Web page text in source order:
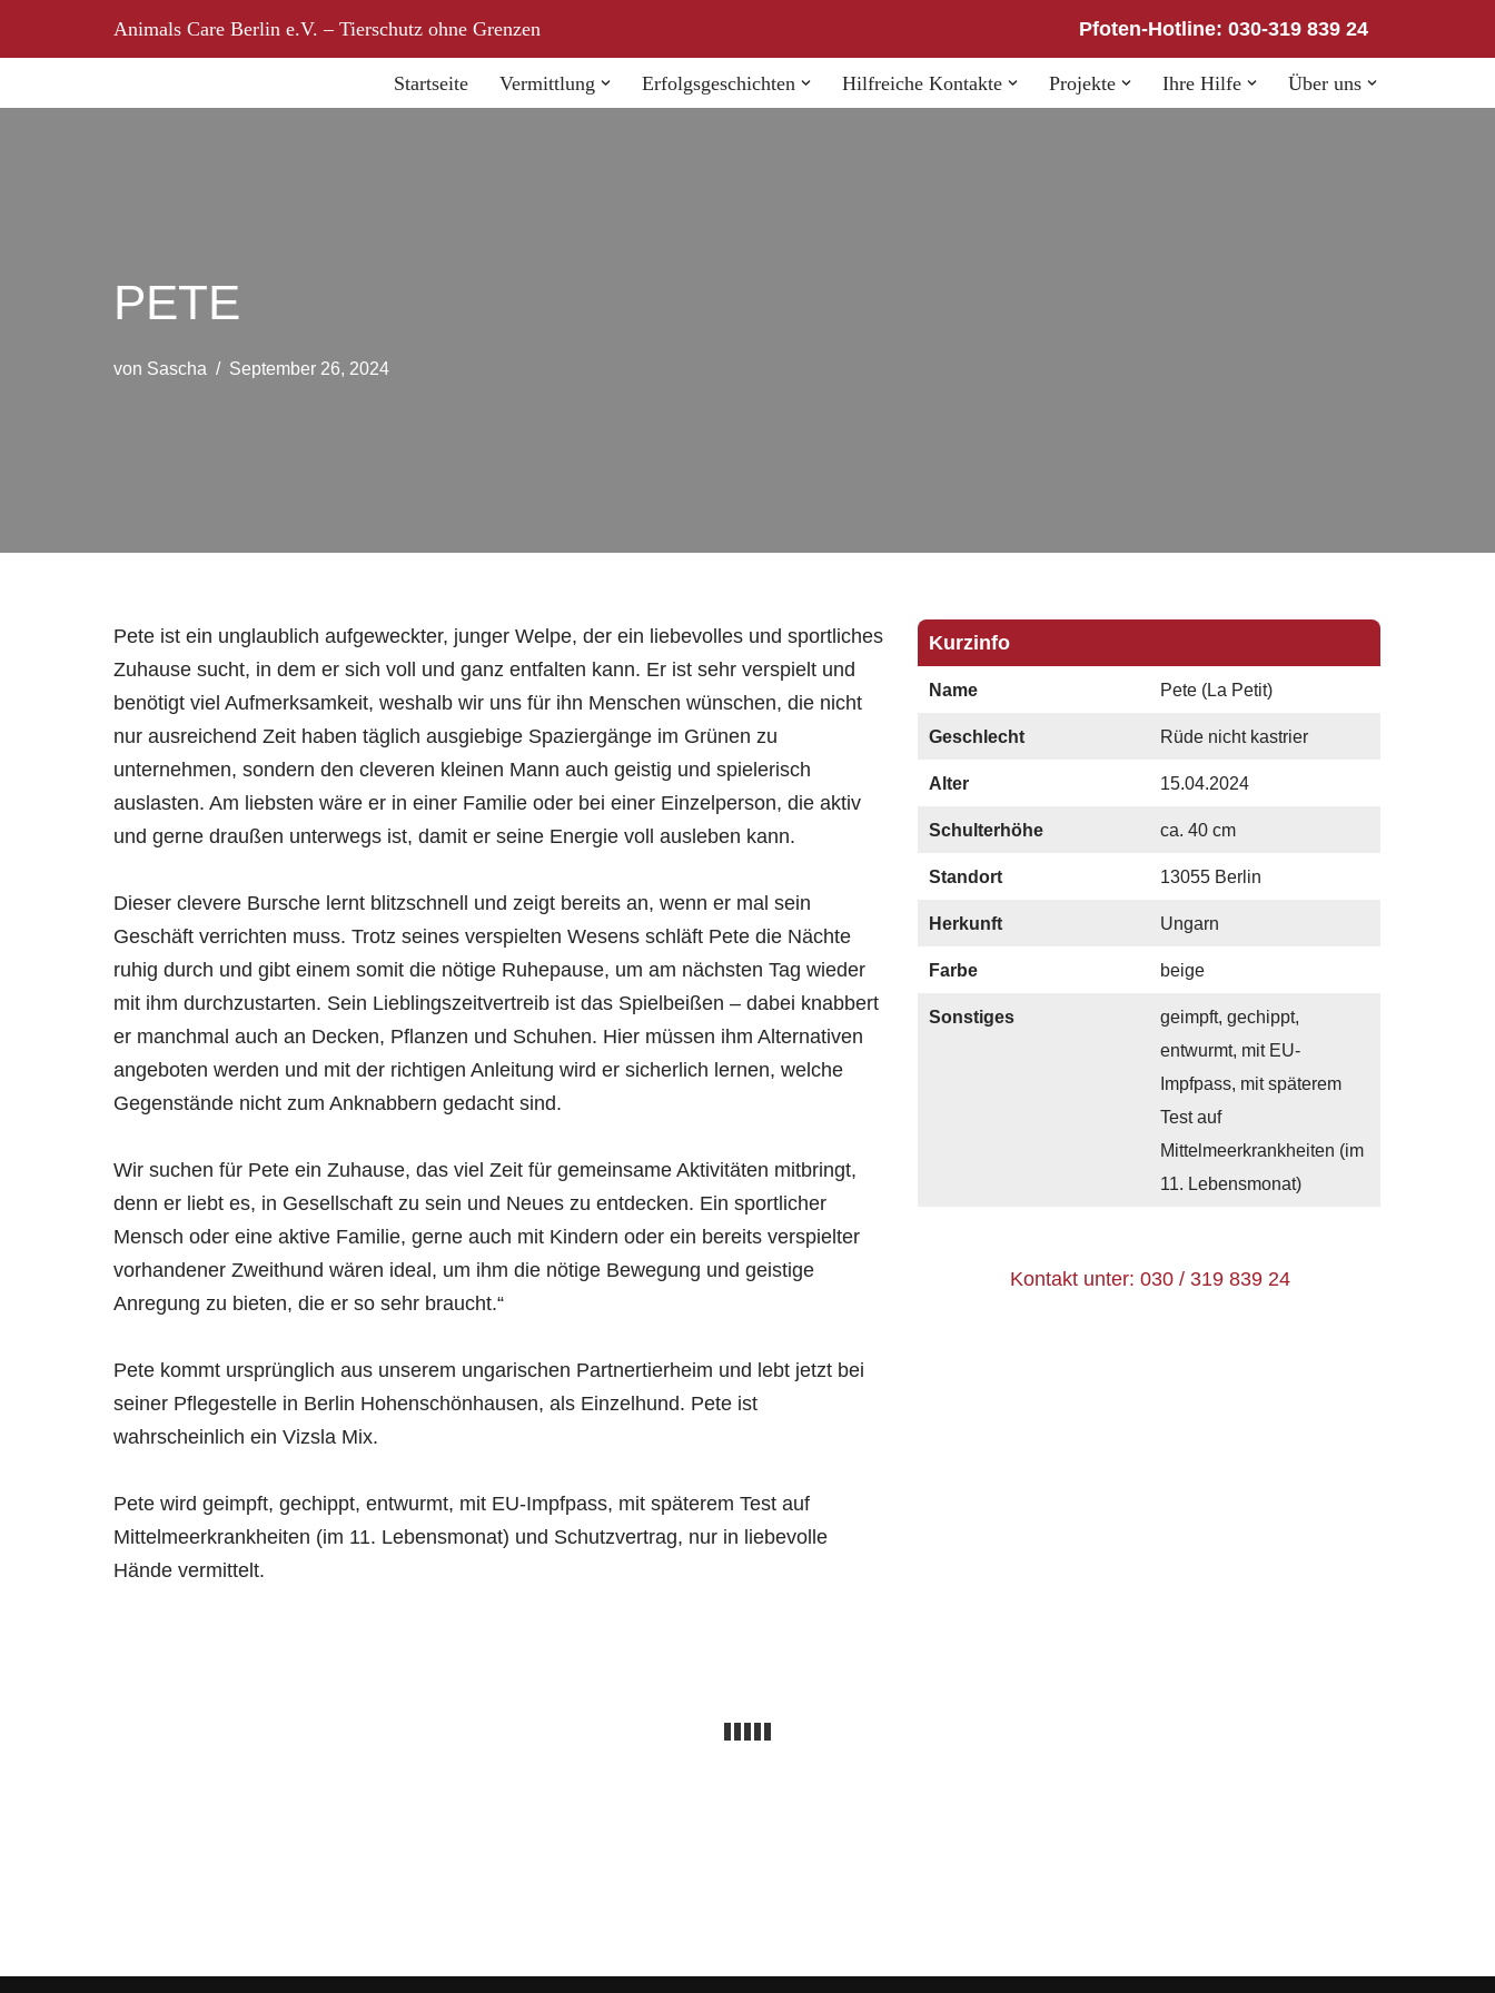
Zum
Animals Care Berlin e.V. – Tierschutz ohne Grenzen Pfoten-Hotline: 030-319 839 24
Startseite Vermittlung Erfolgsgeschichten Hilfreiche Kontakte Projekte Ihre Hilfe Über uns
PETE
von Sascha September 26, 2024
Pete ist ein unglaublich aufgeweckter, junger Welpe, der ein liebevolles und sportliches
Zuhause sucht, in dem er sich voll und ganz entfalten kann. Er ist sehr verspielt und
benötigt viel Aufmerksamkeit, weshalb wir uns für ihn Menschen wünschen, die nicht
nur ausreichend Zeit haben täglich ausgiebige Spaziergänge im Grünen zu
unternehmen, sondern den cleveren kleinen Mann auch geistig und spielerisch
auslasten. Am liebsten wäre er in einer Familie oder bei einer Einzelperson, die aktiv
und gerne draußen unterwegs ist, damit er seine Energie voll ausleben kann.
Dieser clevere Bursche lernt blitzschnell und zeigt bereits an, wenn er mal sein
Geschäft verrichten muss. Trotz seines verspielten Wesens schläft Pete die Nächte
ruhig durch und gibt einem somit die nötige Ruhepause, um am nächsten Tag wieder
mit ihm durchzustarten. Sein Lieblingszeitvertreib ist das Spielbeißen – dabei knabbert
er manchmal auch an Decken, Pflanzen und Schuhen. Hier müssen ihm Alternativen
angeboten werden und mit der richtigen Anleitung wird er sicherlich lernen, welche
Gegenstände nicht zum Anknabbern gedacht sind.
Wir suchen für Pete ein Zuhause, das viel Zeit für gemeinsame Aktivitäten mitbringt,
denn er liebt es, in Gesellschaft zu sein und Neues zu entdecken. Ein sportlicher
Mensch oder eine aktive Familie, gerne auch mit Kindern oder ein bereits verspielter
vorhandener Zweithund wären ideal, um ihm die nötige Bewegung und geistige
Anregung zu bieten, die er so sehr braucht.“
Pete kommt ursprünglich aus unserem ungarischen Partnertierheim und lebt jetzt bei
seiner Pflegestelle in Berlin Hohenschönhausen, als Einzelhund. Pete ist
wahrscheinlich ein Vizsla Mix.
Pete wird geimpft, gechippt, entwurmt, mit EU-Impfpass, mit späterem Test auf
Mittelmeerkrankheiten (im 11. Lebensmonat) und Schutzvertrag, nur in liebevolle
Hände vermittelt.
Kurzinfo
Name Pete (La Petit)
Geschlecht Rüde nicht kastrier
Alter 15.04.2024
Schulterhöhe ca. 40 cm
Standort 13055 Berlin
Herkunft Ungarn
Farbe beige
Sonstiges
geimpft, gechippt,
entwurmt, mit EU-
Impfpass, mit späterem
Test auf
Mittelmeerkrankheiten (im
11. Lebensmonat)
Kontakt unter: 030 / 319 839 24